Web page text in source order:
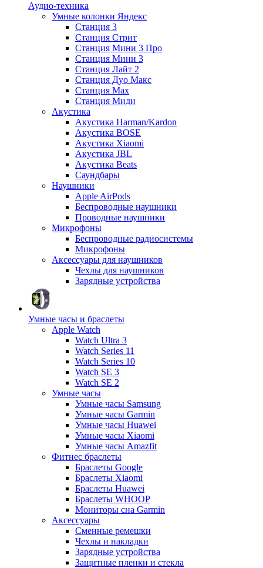
Аудио-техника
Умные колонки Яндекс
Станция 3
Станция Стрит
Станция Мини 3 Про
Станция Мини 3
Станция Лайт 2
Станция Дуо Макс
Станция Max
Станция Миди
Акустика
Акустика Harman/Kardon
Акустика BOSE
Акустика Xiaomi
Акустика JBL
Акустика Beats
Саундбары
Наушники
Apple AirPods
Беспроводные наушники
Проводные наушники
Микрофоны
Беспроводные радиосистемы
Микрофоны
Аксессуары для наушников
Чехлы для наушников
Зарядные устройства
Умные часы и браслеты
Apple Watch
Watch Ultra 3
Watch Series 11
Watch Series 10
Watch SE 3
Watch SE 2
Умные часы
Умные часы Samsung
Умные часы Garmin
Умные часы Huawei
Умные часы Xiaomi
Умные часы Amazfit
Фитнес браслеты
Браслеты Google
Браслеты Xiaomi
Браслеты Huawei
Браслеты WHOOP
Мониторы сна Garmin
Аксессуары
Сменные ремешки
Чехлы и накладки
Зарядные устройства
Защитные пленки и стекла